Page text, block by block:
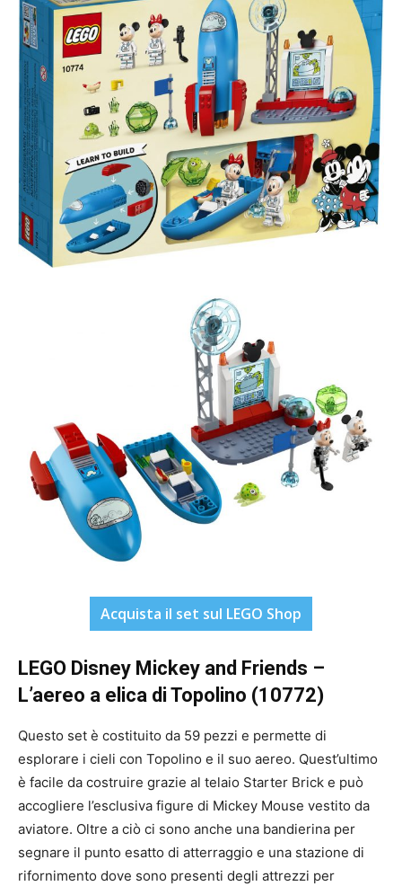
Acquista il set sul LEGO Shop
LEGO Disney Mickey and Friends –
L’aereo a elica di Topolino (10772)
Questo set è costituito da 59 pezzi e permette di
esplorare i cieli con Topolino e il suo aereo. Quest’ultimo
è facile da costruire grazie al telaio Starter Brick e può
accogliere l’esclusiva figure di Mickey Mouse vestito da
aviatore. Oltre a ciò ci sono anche una bandierina per
segnare il punto esatto di atterraggio e una stazione di
rifornimento dove sono presenti degli attrezzi per